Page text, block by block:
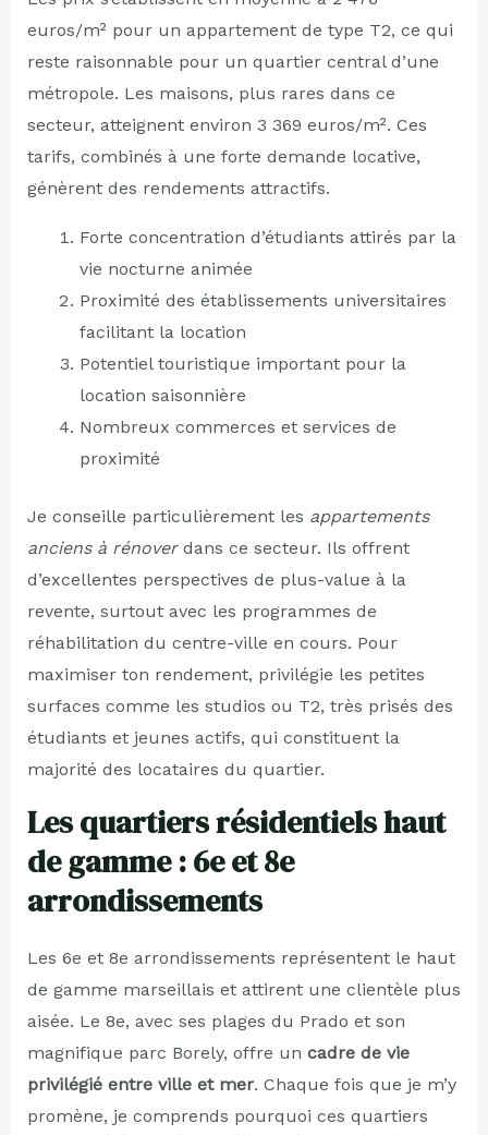
euros/m² pour un appartement de type T2, ce qui
reste raisonnable pour un quartier central d’une
métropole. Les maisons, plus rares dans ce
secteur, atteignent environ 3 369 euros/m². Ces
tarifs, combinés à une forte demande locative,
génèrent des rendements attractifs.
Forte concentration d’étudiants attirés par la
vie nocturne animée
Proximité des établissements universitaires
facilitant la location
Potentiel touristique important pour la
location saisonnière
Nombreux commerces et services de
proximité
Je conseille particulièrement les appartements
anciens à rénoverdans ce secteur. Ils offrent
d’excellentes perspectives de plus-value à la
revente, surtout avec les programmes de
réhabilitation du centre-ville en cours. Pour
maximiser ton rendement, privilégie les petites
surfaces comme les studios ou T2, très prisés des
étudiants et jeunes actifs, qui constituent la
majorité des locataires du quartier.
Les quartiers résidentiels haut
de gamme : 6e et 8e
arrondissements
Les 6e et 8e arrondissements représentent le haut
de gamme marseillais et attirent une clientèle plus
aisée. Le 8e, avec ses plages du Prado et son
magnifique parc Borely, offre un cadre de vie
privilégié entre ville et mer. Chaque fois que je m’y
promène, je comprends pourquoi ces quartiers